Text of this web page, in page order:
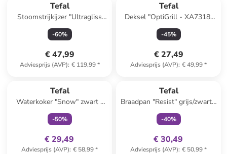
Tefal
Stoomstrijkijzer "Ultragliss
Plus" rood
-60%
€ 47,99
Adviesprijs (AVP): € 119,99*
Tefal
Deksel "OptiGrill - XA7318"
zilverkleurig/zwart
-45%
€ 27,49
Adviesprijs (AVP): € 49,99*
Tefal
Waterkoker "Snow" zwart -
1,7 l
-50%
€ 29,49
Adviesprijs (AVP): € 58,99*
Tefal
Braadpan "Resist" grijs/zwart -
Ø 32 cm
-40%
€ 30,49
Adviesprijs (AVP): € 50,99*